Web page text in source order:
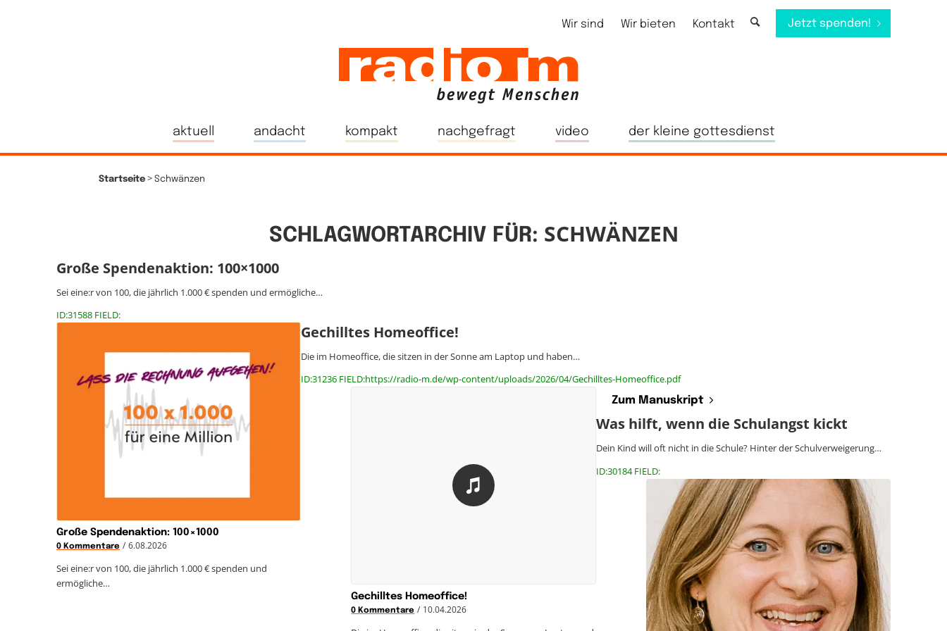
Wir sind Wir bieten Kontakt Jetzt spenden!
aktuell andacht kompakt nachgefragt video der kleine gottesdienst
Startseite > Schwänzen
SCHLAGWORTARCHIV FÜR: SCHWÄNZEN
Große Spendenaktion: 100×1000
Sei eine:r von 100, die jährlich 1.000 € spenden und ermögliche…
ID:31588 FIELD:
Große Spendenaktion: 100×1000
0 Kommentare / 6.08.2026
Sei eine:r von 100, die jährlich 1.000 € spenden und
ermögliche…
Gechilltes Homeoffice!
Die im Homeoffice, die sitzen in der Sonne am Laptop und haben…
ID:31236 FIELD:https://radio-m.de/wp-content/uploads/2026/04/Gechilltes-Homeoffice.pdf
Zum Manuskript
Gechilltes Homeoffice!
0 Kommentare / 10.04.2026
Was hilft, wenn die Schulangst kickt
Dein Kind will oft nicht in die Schule? Hinter der Schulverweigerung…
ID:30184 FIELD: